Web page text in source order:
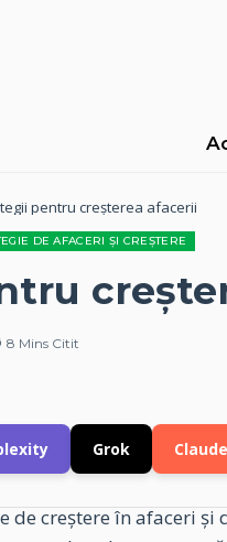
pentru creșterea afacerii
DE AFACERI ȘI CREȘTERE
8 Mins Citit
Grok
creștere în afaceri și